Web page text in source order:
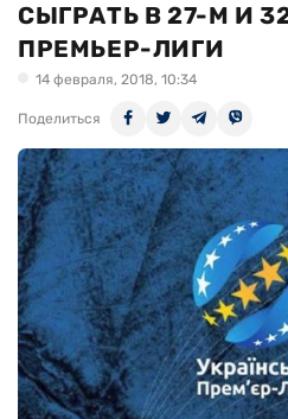
СЫГРАТЬ В 27-М И
ПРЕМЬЕР-ЛИГИ
14 февраля, 2018, 10:34
Поделиться